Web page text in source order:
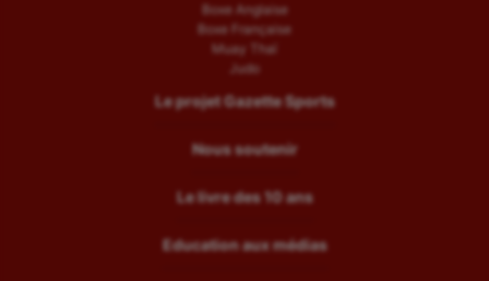
Boxe Anglaise
Boxe Française
Muay Thaï
Judo
Le projet Gazette Sports
Nous soutenir
Le livre des 10 ans
Education aux médias